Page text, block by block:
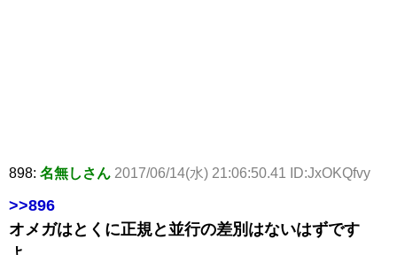
898: 名無しさん 2017/06/14(水) 21:06:50.41 ID:JxOKQfvy
>>896
オメガはとくに正規と並行の差別はないはずです